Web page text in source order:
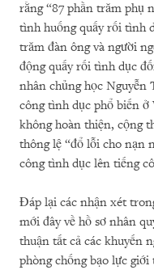
rằng “87 phần trăm phụ
tình huống quấy rối tình
trăm đàn ông và người
động quấy rối tình dục
nhân chủng học Nguyễn
công tình dục phổ biến
không hoàn thiện, cộng
thông lệ “đổ lỗi cho nạn
công tình dục lên tiếng
Đáp lại các nhận xét
mới đây về hồ sơ nhân
thuận tất cả các khuyến
phòng chống bạo lực